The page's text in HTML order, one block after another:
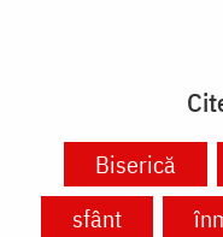
Biserică
sfânt